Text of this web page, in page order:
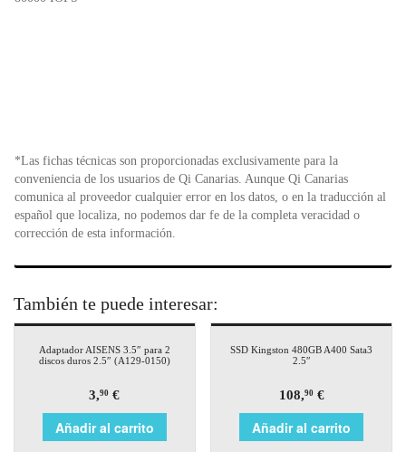
*Las fichas técnicas son proporcionadas exclusivamente para la
conveniencia de los usuarios de Qi Canarias. Aunque Qi Canarias
comunica al proveedor cualquier error en los datos, o en la traducción al
español que localiza, no podemos dar fe de la completa veracidad o
corrección de esta información.
También te puede interesar:
Adaptador AISENS 3.5″ para 2
discos duros 2.5″ (A129-0150)
3,90 €
Añadir al carrito
SSD Kingston 480GB A400 Sata3
2.5″
108,90€
Añadir al carrito